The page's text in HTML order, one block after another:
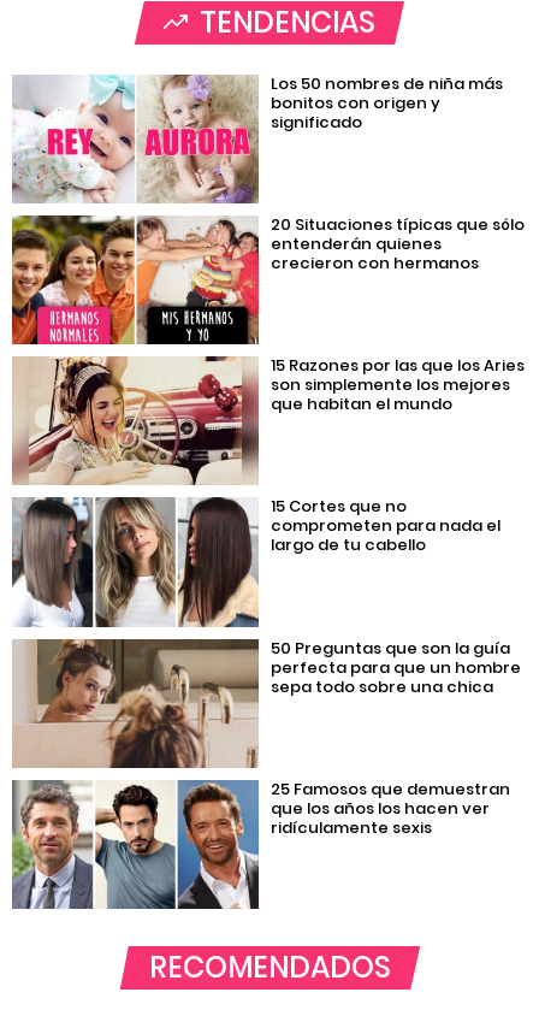
TENDENCIAS
Los 50 nombres de niña más
bonitos con origen y
significado
20 Situaciones típicas que sólo
entenderán quienes
crecieron con hermanos
15 Razones por las que los Aries
son simplemente los mejores
que habitan el mundo
15 Cortes que no
comprometen para nada el
largo de tu cabello
50 Preguntas que son la guía
perfecta para que un hombre
sepa todo sobre una chica
25 Famosos que demuestran
que los años los hacen ver
ridículamente sexis
RECOMENDADOS